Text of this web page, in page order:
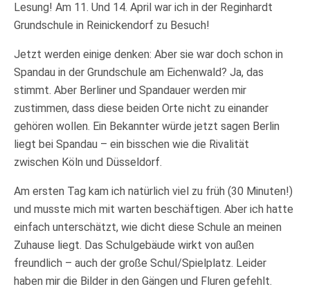
Lesung! Am 11. Und 14. April war ich in der Reginhardt
Grundschule in Reinickendorf zu Besuch!
Jetzt werden einige denken: Aber sie war doch schon in
Spandau in der Grundschule am Eichenwald? Ja, das
stimmt. Aber Berliner und Spandauer werden mir
zustimmen, dass diese beiden Orte nicht zu einander
gehören wollen. Ein Bekannter würde jetzt sagen Berlin
liegt bei Spandau – ein bisschen wie die Rivalität
zwischen Köln und Düsseldorf.
Am ersten Tag kam ich natürlich viel zu früh (30 Minuten!)
und musste mich mit warten beschäftigen. Aber ich hatte
einfach unterschätzt, wie dicht diese Schule an meinen
Zuhause liegt. Das Schulgebäude wirkt von außen
freundlich – auch der große Schul/Spielplatz. Leider
haben mir die Bilder in den Gängen und Fluren gefehlt.